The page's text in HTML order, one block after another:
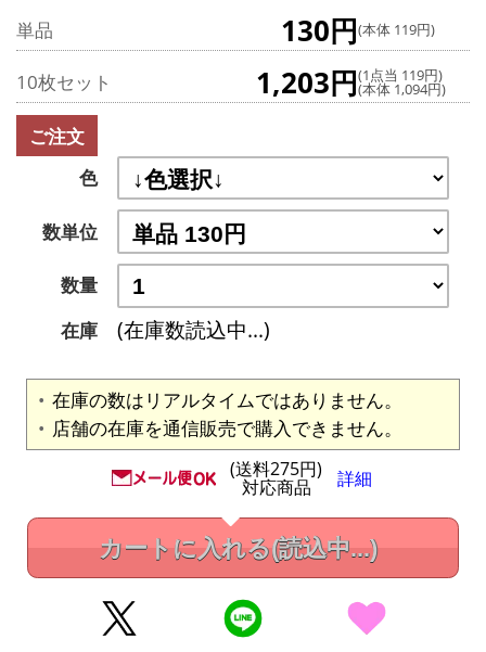
単品 130円(本体 119円)
10枚セット 1,203円(1点当 119円)
(本体 1,094円)
ご注文
色
数単位
数量
在庫
(在庫数読込中...)
在庫の数はリアルタイムではありません。
店舗の在庫を通信販売で購入できません。
(送料275円)
対応商品 詳細
カートに入れる(読込中...)